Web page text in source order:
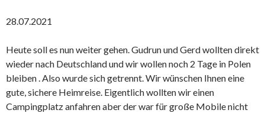
28.07.2021
Heute soll es nun weiter gehen. Gudrun und Gerd wollten direkt
wieder nach Deutschland und wir wollen noch 2 Tage in Polen
bleiben . Also wurde sich getrennt. Wir wünschen Ihnen eine
gute, sichere Heimreise. Eigentlich wollten wir einen
Campingplatz anfahren aber der war für große Mobile nicht